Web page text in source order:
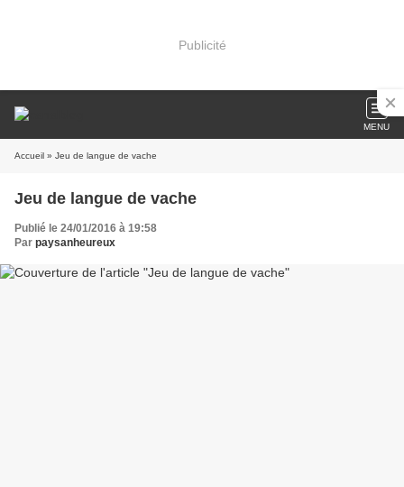
Publicité
MENU
Accueil » Jeu de langue de vache
Jeu de langue de vache
Publié le 24/01/2016 à 19:58
Par paysanheureux